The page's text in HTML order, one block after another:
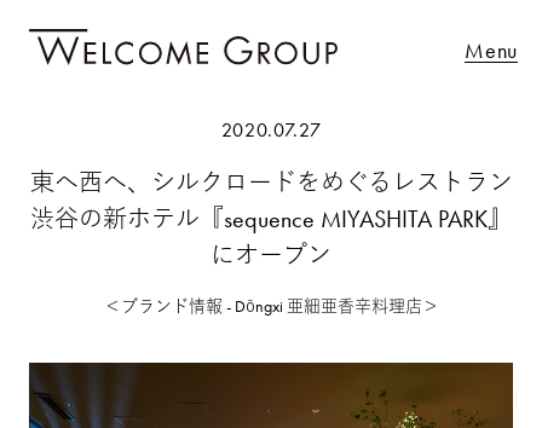
Menu
2020.07.27
東へ西へ、シルクロードをめぐるレストラン
渋谷の新ホテル『sequence MIYASHITA PARK』
にオープン
＜ブランド情報 - Dōngxi 亜細亜香辛料理店＞